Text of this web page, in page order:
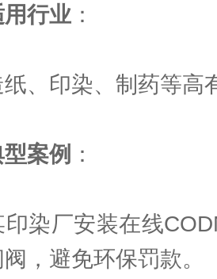
用行业 ：
印染、制药等高
案例 ：
厂安装在线
，避免环保罚款。